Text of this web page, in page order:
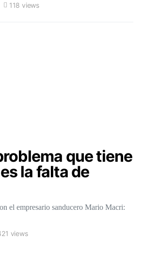
118 views
que tiene
la falta de
el empresario sanducero Mario Macri:
views